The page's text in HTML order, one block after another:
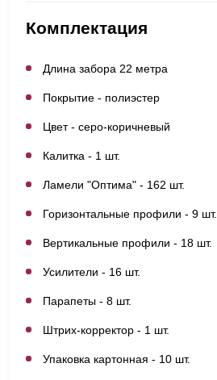
Комплектация
Длина забора 22 метра
Покрытие - полиэстер
Цвет - серо-коричневый
Калитка - 1 шт.
Ламели "Оптима" - 162 шт.
Горизонтальные профили - 9 шт.
Вертикальные профили - 18 шт.
Усилители - 16 шт.
Парапеты - 8 шт.
Штрих-корректор - 1 шт.
Упаковка картонная - 10 шт.